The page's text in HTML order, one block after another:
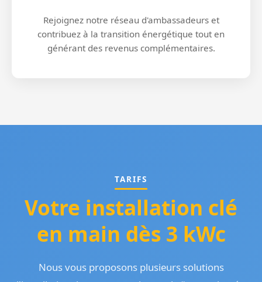
Rejoignez notre réseau d'ambassadeurs et
contribuez à la transition énergétique tout en
générant des revenus complémentaires.
TARIFS
Votre installation clé
en main dès 3 kWc
Nous vous proposons plusieurs solutions